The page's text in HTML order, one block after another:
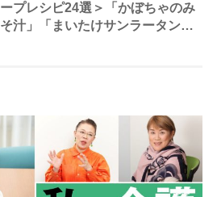
ープレシピ24選＞「かぼちゃのみ
そ汁」「まいたけサンラータン」